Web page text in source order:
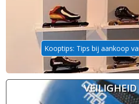
Kooptips: Tips bij aankoop
VEILIGHEID